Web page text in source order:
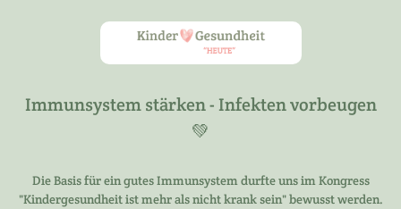
Immunsystem stärken - Infekten vorbeugen
💚
Die Basis für ein gutes Immunsystem durfte uns im Kongress
"Kindergesundheit ist mehr als nicht krank sein" bewusst werden.